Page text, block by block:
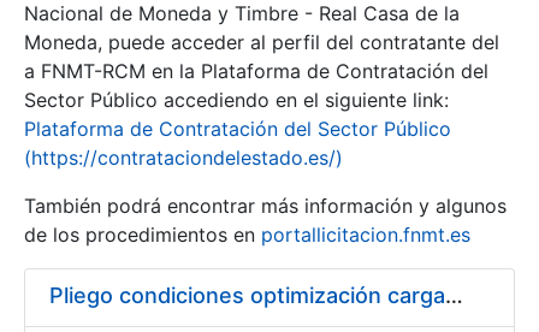
Nacional de Moneda y Timbre - Real Casa de la
Moneda, puede acceder al perfil del contratante del
a FNMT-RCM en la Plataforma de Contratación del
Sector Público accediendo en el siguiente link:
Plataforma de Contratación del Sector Público
(https://contrataciondelestado.es/)
También podrá encontrar más información y algunos
de los procedimientos en portallicitacion.fnmt.es
Pliego condiciones optimización cargas compras firmado